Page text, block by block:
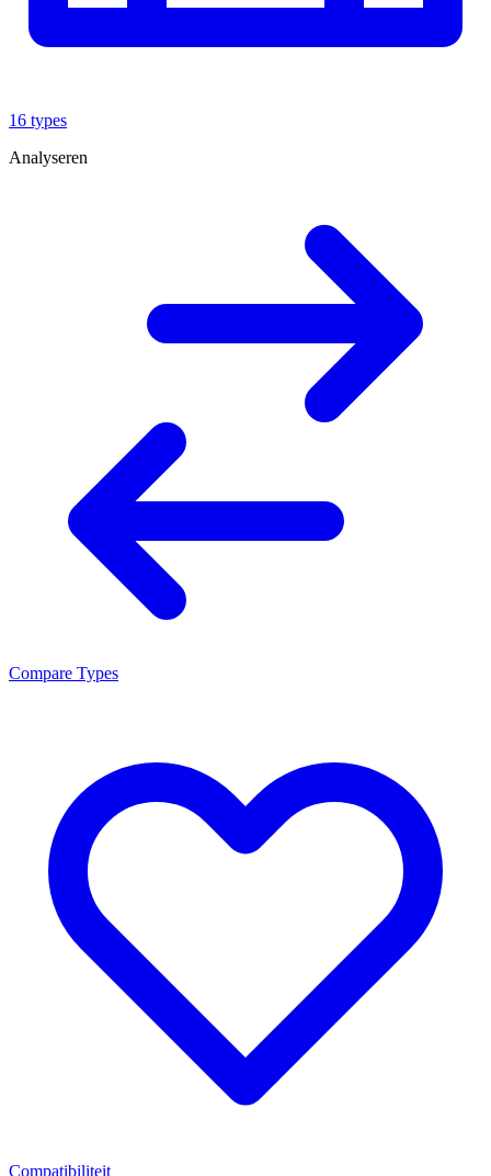
16 types
Analyseren
Compare Types
Compatibiliteit